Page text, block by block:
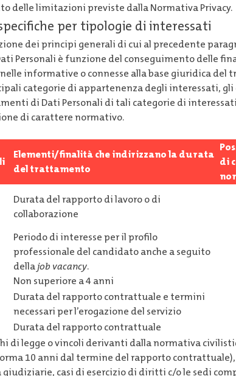
delle limitazioni previste dalla Normativa Privacy.
per tipologie di interessati
dei principi generali di cui al precedente
Personali è funzione del conseguimento delle
informative o connesse alla base giuridica del
categorie di appartenenza degli interessati,
di Dati Personali di tali categorie di
di carattere normativo.
Elementi/finalità che indirizzano la durata
del trattamento
di
Durata del rapporto di lavoro o di
collaborazione
Periodo di interesse per il profilo
professionale del candidato anche a seguito
dellajob vacancy.
Non superiore a 4 anni
Durata del rapporto contrattuale e termini
necessari per l’erogazione del servizio
Durata del rapporto contrattuale
di legge o vincoli derivanti dalla normativa
10 anni dal termine del rapporto
casi di esercizio di diritti c/o le sedi